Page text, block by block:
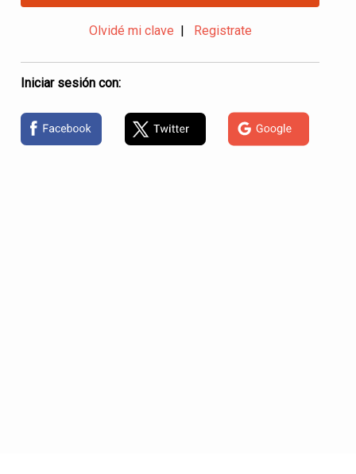
Olvidé mi clave Registrate
Iniciar sesión con: